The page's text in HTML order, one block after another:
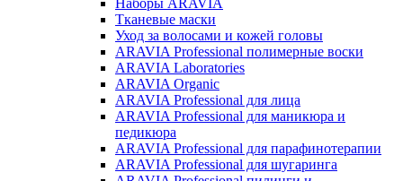
Наборы ARAVIA
Тканевые маски
Уход за волосами и кожей головы
ARAVIA Professional полимерные воски
ARAVIA Laboratories
ARAVIA Organic
ARAVIA Professional для лица
ARAVIA Professional для маникюра и
педикюра
ARAVIA Professional для парафинотерапии
ARAVIA Professional для шугаринга